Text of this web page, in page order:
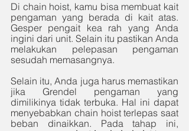
Di chain hoist, kamu bisa membuat kait
pengaman yang berada di kait atas.
Gesper pengait kea rah yang Anda
ingini dari unit. Selain itu pastikan Anda
melakukan pelepasan pengaman
sesudah memasangnya.
Selain itu, Anda juga harus memastikan
jika Grendel pengaman yang
dimilikinya tidak terbuka. Hal ini dapat
menyebabkan chain hoist terlepas saat
beban dinaikkan. Pada tahap ini,